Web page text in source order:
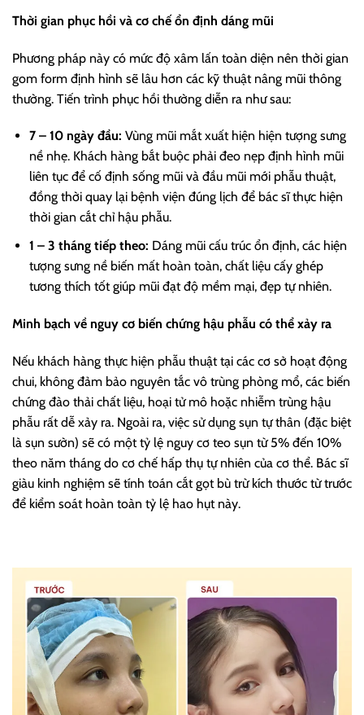
Thời gian phục hồi và cơ chế ổn định dáng mũi
Phương pháp này có mức độ xâm lấn toàn diện nên thời gian
gom form định hình sẽ lâu hơn các kỹ thuật nâng mũi thông
thường. Tiến trình phục hồi thường diễn ra như sau:
7 – 10 ngày đầu: Vùng mũi mắt xuất hiện hiện tượng sưng
nề nhẹ. Khách hàng bắt buộc phải đeo nẹp định hình mũi
liên tục để cố định sống mũi và đầu mũi mới phẫu thuật,
đồng thời quay lại bệnh viện đúng lịch để bác sĩ thực hiện
thời gian cắt chỉ hậu phẫu.
1 – 3 tháng tiếp theo: Dáng mũi cấu trúc ổn định, các hiện
tượng sưng nề biến mất hoàn toàn, chất liệu cấy ghép
tương thích tốt giúp mũi đạt độ mềm mại, đẹp tự nhiên.
Minh bạch về nguy cơ biến chứng hậu phẫu có thể xảy ra
Nếu khách hàng thực hiện phẫu thuật tại các cơ sở hoạt động
chui, không đảm bảo nguyên tắc vô trùng phòng mổ, các biến
chứng đào thải chất liệu, hoại tử mô hoặc nhiễm trùng hậu
phẫu rất dễ xảy ra. Ngoài ra, việc sử dụng sụn tự thân (đặc biệt
là sụn sườn) sẽ có một tỷ lệ nguy cơ teo sụn từ 5% đến 10%
theo năm tháng do cơ chế hấp thụ tự nhiên của cơ thể. Bác sĩ
giàu kinh nghiệm sẽ tính toán cắt gọt bù trừ kích thước từ trước
để kiểm soát hoàn toàn tỷ lệ hao hụt này.